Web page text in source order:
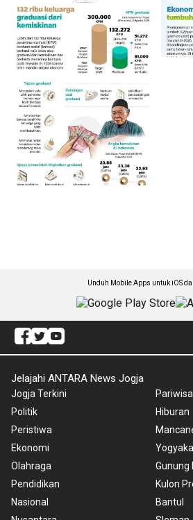
Unduh Mobile Apps untuk iOS
Jelajahi ANTARA News Jogja
Jogja Terkini
Politik
Peristiwa
Ekonomi
Olahraga
Pendidikan
Nasional
Hiburan
Gunung
Kulon
Bantul